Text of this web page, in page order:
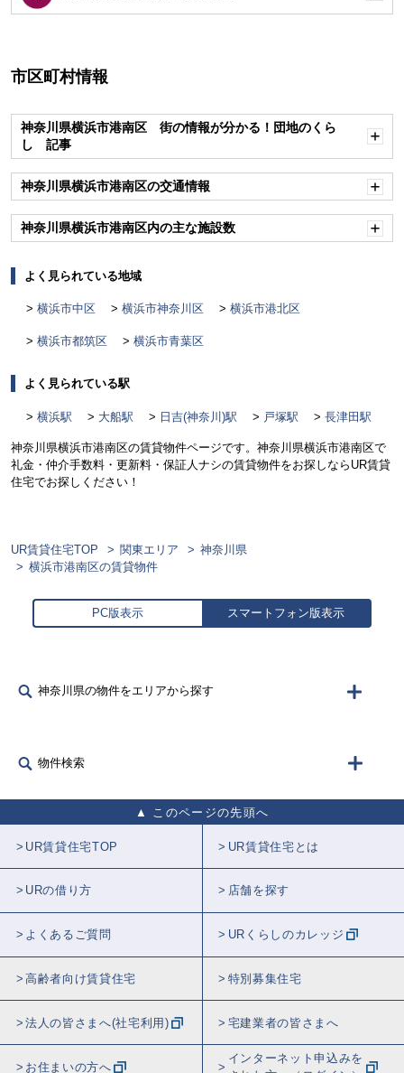
く
市区町村情報
神奈川県横浜市港南区 街の情報が分かる！団地のくら
し 記事
く
神奈川県横浜市港南区の交通情報
神奈川県横浜市港南区内の主な施設数
よく見られている地域
横浜市中区 横浜市神奈川区 横浜市港北区
横浜市都筑区 横浜市青葉区
よく見られている駅
横浜駅 大船駅 日吉(神奈川)駅 戸塚駅 長津田駅
神奈川県横浜市港南区の賃貸物件ページです。神奈川県横浜市港南区で
礼金・仲介手数料・更新料・保証人ナシの賃貸物件をお探しならUR賃貸
住宅でお探しください！
UR賃貸住宅TOP 関東エリア
神奈川県
横浜市港南区の賃貸物件
PC版表示 スマートフォン版表示
神奈川県の物件をエリアから探す
物件検索
このページの先頭へ
UR賃貸住宅TOP UR賃貸住宅とは
URの借り方 店舗を探す
よくあるご質問 URくらしのカレッジ
高齢者向け賃貸住宅 特別募集住宅
法人の皆さまへ(社宅利用) 宅建業者の皆さまへ
お住まいの方へ
インターネット申込みを